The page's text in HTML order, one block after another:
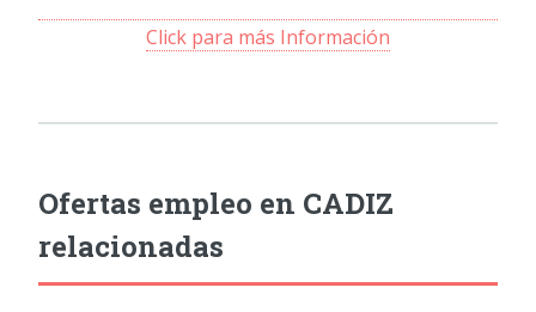
Click para más Información
Ofertas empleo en CADIZ
relacionadas